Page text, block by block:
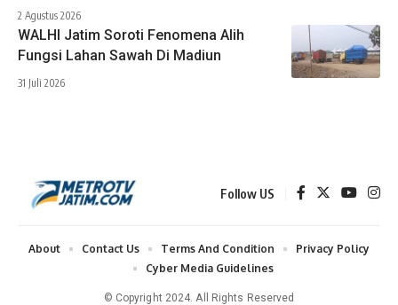
2 Agustus 2026
WALHI Jatim Soroti Fenomena Alih
Fungsi Lahan Sawah Di Madiun
31 Juli 2026
Follow US
© Copyright 2024. All Rights Reserved
About Contact Us Terms And Condition
Privacy Policy
Cyber Media Guidelines